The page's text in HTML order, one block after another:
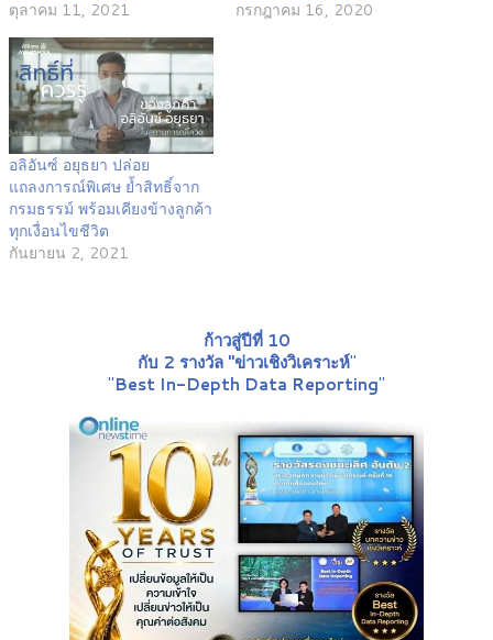
ตุลาคม 11, 2021
กรกฎาคม 16, 2020
อลิอันซ์ อยุธยา ปล่อย
แถลงการณ์พิเศษ ย้ำสิทธิ์จาก
กรมธรรม์ พร้อมเคียงข้างลูกค้า
ทุกเงื่อนไขชีวิต
กันยายน 2, 2021
ก้าวสู่ปีที่ 10
กับ 2 รางวัล "ข่าวเชิงวิเคราะห์"
"Best In-Depth Data Reporting"